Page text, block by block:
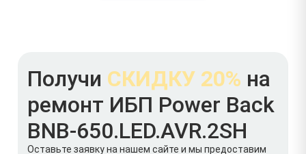
Получи СКИДКУ 20% на
ремонт ИБП Power Back
BNB-650.LED.AVR.2SH
Оставьте заявку на нашем сайте и мы предоставим